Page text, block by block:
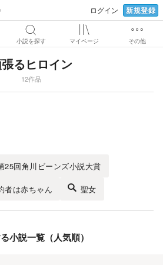
ログイン 新規登録
小説を探す マイページ その他
るヒロイン
12作品
25回角川ビーンズ小説大賞
者は赤ちゃん 聖女
小説一覧（人気順）